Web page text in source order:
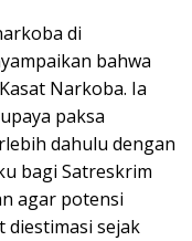
di
bahwa
Narkoba. Ia
paksa
dahulu dengan
bagi Satreskrim
agar potensi
diestimasi sejak